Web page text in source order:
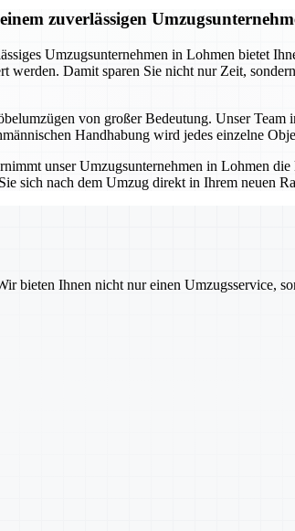
zuverlässigen
Umzugsunternehmen in Lohmen bietet
werden. Damit sparen Sie nicht nur Zeit,
von großer Bedeutung. Unser
Handhabung wird jedes einzelne
unser Umzugsunternehmen in Lohmen
sich nach dem Umzug direkt in Ihrem neuen
bieten Ihnen nicht nur einen Umzugsservice,